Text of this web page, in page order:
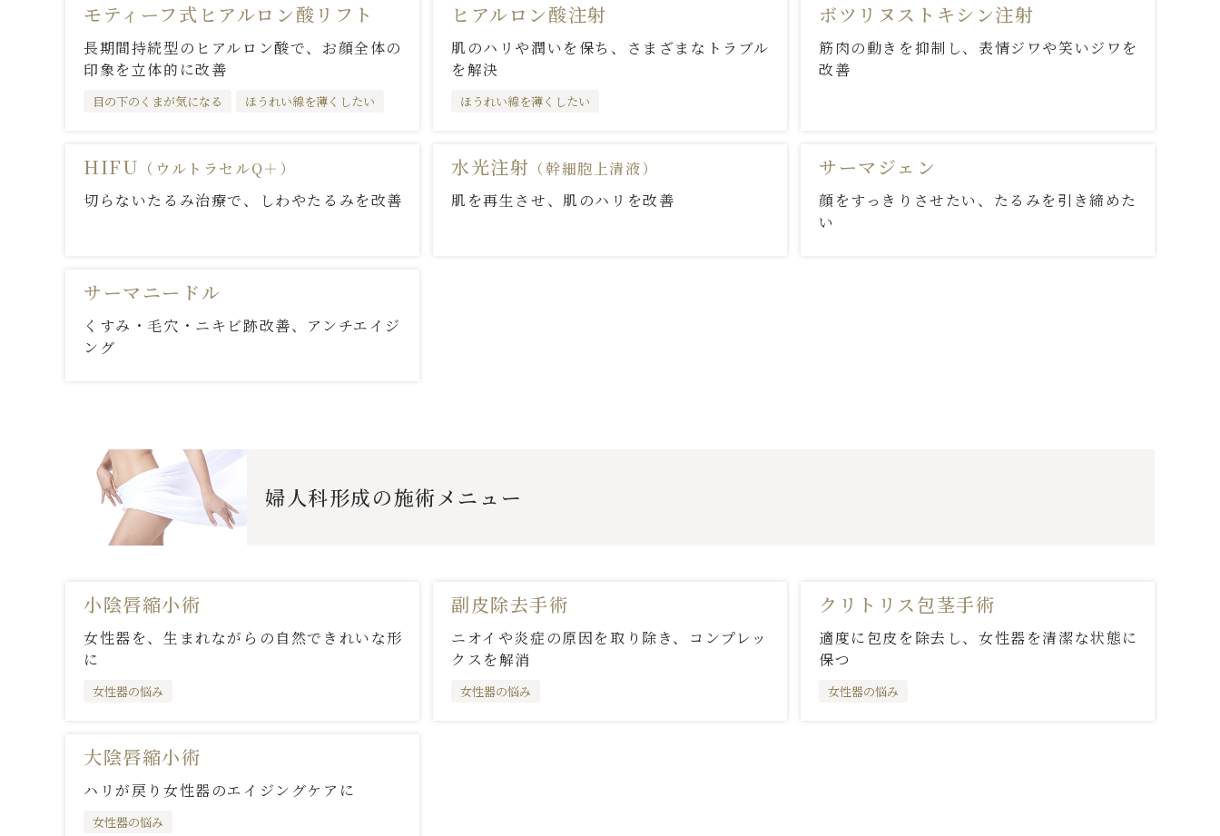
モティーフ式ヒアルロン酸リフト
長期間持続型のヒアルロン酸で、お顔全体の
印象を立体的に改善
目の下のくまが気になる ほうれい線を薄くしたい
ヒアルロン酸注射
肌のハリや潤いを保ち、さまざまなトラブル
を解決
ほうれい線を薄くしたい
ボツリヌストキシン注射
筋肉の動きを抑制し、表情ジワや笑いジワを
改善
HIFU （ウルトラセルQ＋）
切らないたるみ治療で、しわやたるみを改善
水光注射 （幹細胞上清液）
肌を再生させ、肌のハリを改善
サーマジェン
顔をすっきりさせたい、たるみを引き締めた
い
サーマニードル
くすみ・毛穴・ニキビ跡改善、アンチエイジ
ング
婦人科形成の施術メニュー
小陰唇縮小術
女性器を、生まれながらの自然できれいな形
に
女性器の悩み
副皮除去手術
ニオイや炎症の原因を取り除き、コンプレッ
クスを解消
女性器の悩み
クリトリス包茎手術
適度に包皮を除去し、女性器を清潔な状態に
保つ
女性器の悩み
大陰唇縮小術
ハリが戻り女性器のエイジングケアに
女性器の悩み